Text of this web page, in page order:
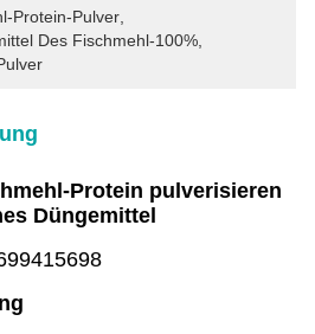
Protein-Pulver
Des Fischmehl-100%
Protein pulverisieren
Düngemittel